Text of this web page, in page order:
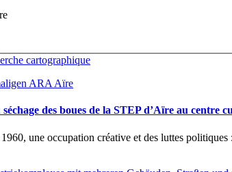
cartographique
des boues de la STEP d’Aïre au centre
une occupation créative et des luttes politiques